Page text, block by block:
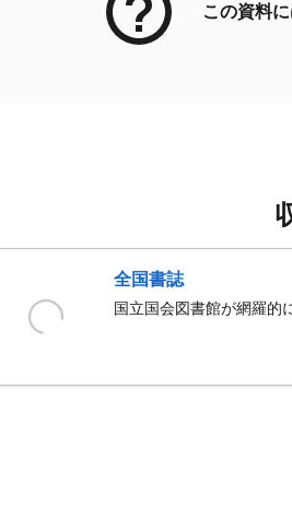
この資料
全国書誌
国立国会図書館が網羅的